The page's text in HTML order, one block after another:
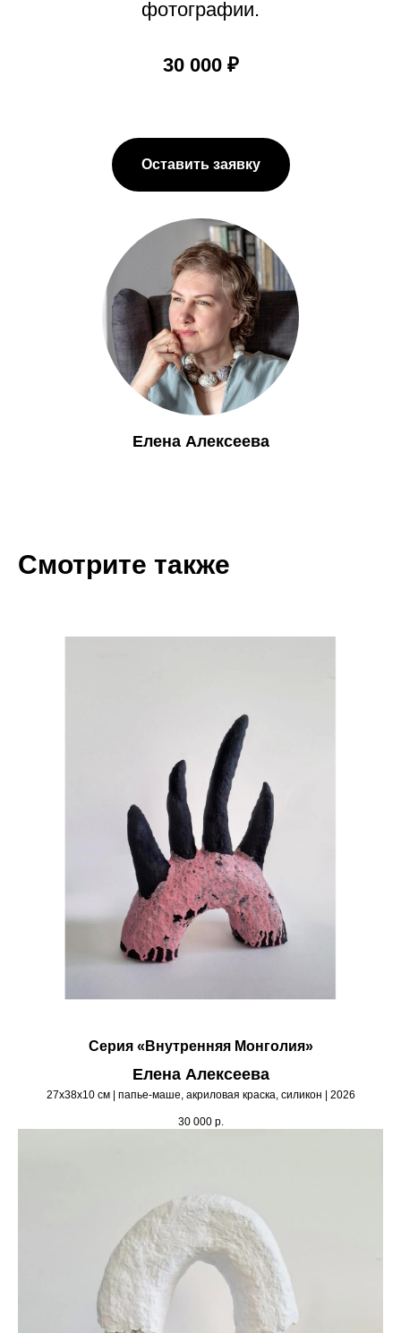
фотографии.
30 000 ₽
Оставить заявку
Елена Алексеева
Смотрите также
Серия «Внутренняя Монголия»
Елена Алексеева
27х38х10 см | папье-маше, акриловая краска, силикон | 2026
30 000 р.